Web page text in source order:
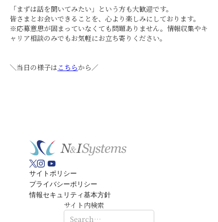
「まずは話を聞いてみたい」という方も大歓迎です。
皆さまとお会いできることを、心より楽しみにしております。
※応募意思が固まっていなくても問題ありません。情報収集やキ
ャリア相談のみでもお気軽にお立ち寄りください。
＼当日の様子は こちらから／
サイトポリシー
プライバシーポリシー
情報セキュリティ基本方針
サイト内検索